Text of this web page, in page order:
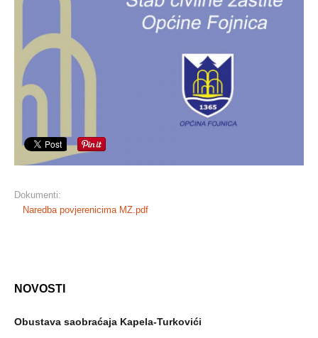
Dokumenti:
Naredba povjerenicima MZ.pdf
NOVOSTI
Obustava saobraćaja Kapela-Turkovići